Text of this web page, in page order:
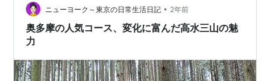
山：高水山、岩茸石山、惣岳山北都留三山：権現山、百
蔵山、扇山下町三山：日暮里山（諏方台）、飛鳥山、上
野山（忍ヶ岡）秩父三山：両神山、三峰山、武甲山秩父
ニューヨーク～東京の日常生活日記 • 2年前
奥多摩の人気コース、変化に富んだ高水三山の魅
力